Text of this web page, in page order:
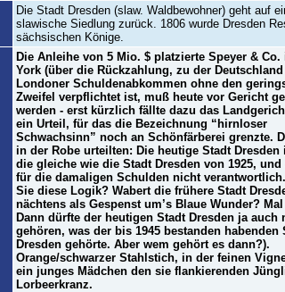
Die Stadt Dresden (slaw. Waldbewohner) geht auf
slawische Siedlung zurück. 1806 wurde Dresden
sächsischen Könige.
Die Anleihe von 5 Mio. $ platzierte Speyer & Co.
York (über die Rückzahlung, zu der
Londoner Schuldenabkommen ohne den
Zweifel verpflichtet ist, muß heute vor Gericht
werden - erst kürzlich fällte dazu das
ein Urteil, für das die Bezeichnung “hirnloser
Schwachsinn” noch an Schönfärberei grenzte.
in der Robe urteilten: Die heutige Stadt Dresden
die gleiche wie die Stadt Dresden von 1925, und
für die damaligen Schulden nicht
Sie diese Logik? Wabert die frühere Stadt
nächtens als Gespenst um’s Blaue Wunder?
Dann dürfte der heutigen Stadt Dresden ja auch
gehören, was der bis 1945 bestanden habenden
Dresden gehörte. Aber wem gehört es dann?).
Orange/schwarzer Stahlstich, in der feinen
ein junges Mädchen den sie flankierenden
Lorbeerkranz.